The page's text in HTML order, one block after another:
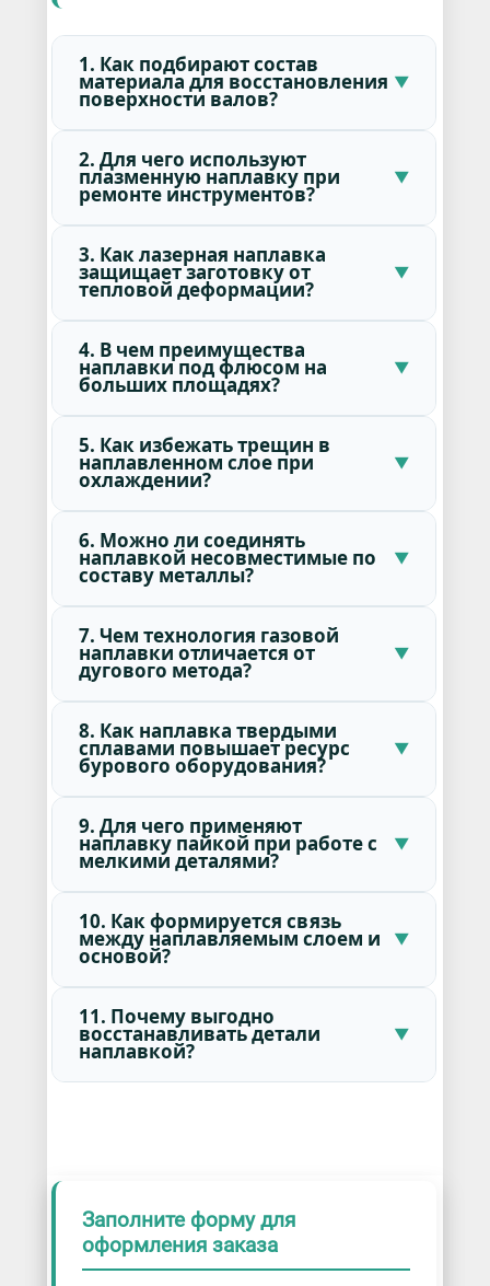
1. Как подбирают состав
материала для восстановления
поверхности валов?
2. Для чего используют
плазменную наплавку при
ремонте инструментов?
3. Как лазерная наплавка
защищает заготовку от
тепловой деформации?
4. В чем преимущества
наплавки под флюсом на
больших площадях?
5. Как избежать трещин в
наплавленном слое при
охлаждении?
6. Можно ли соединять
наплавкой несовместимые по
составу металлы?
7. Чем технология газовой
наплавки отличается от
дугового метода?
8. Как наплавка твердыми
сплавами повышает ресурс
бурового оборудования?
9. Для чего применяют
наплавку пайкой при работе с
мелкими деталями?
10. Как формируется связь
между наплавляемым слоем и
основой?
11. Почему выгодно
восстанавливать детали
наплавкой?
Заполните форму для
оформления заказа